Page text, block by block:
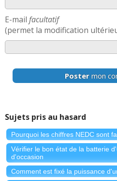
E-mail facultatif
(permet la modification
Poster mon
Sujets pris au hasard
Pourquoi les chiffres NEDC sont
Vérifier le bon état de la batterie
d'occasion
Comment est fixé la puissance